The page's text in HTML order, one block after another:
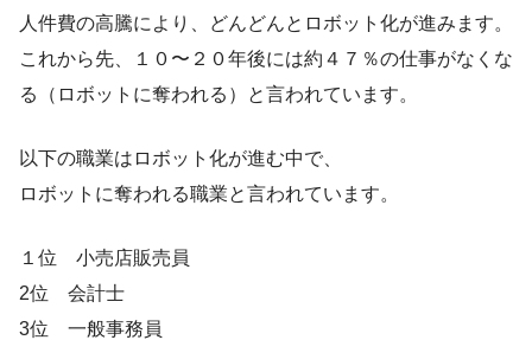
人件費の高騰により、どんどんとロボット化が進みます。
これから先、１０〜２０年後には約４７％の仕事がなくな
る（ロボットに奪われる）と言われています。
以下の職業はロボット化が進む中で、
ロボットに奪われる職業と言われています。
１位 小売店販売員
2位 会計士
3位 一般事務員